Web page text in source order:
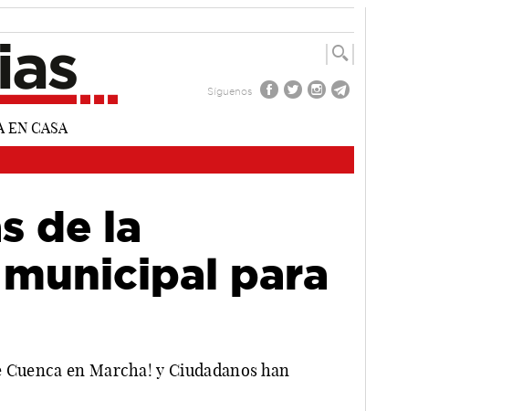
Síguenos
de la
para
en Marcha! y Ciudadanos han